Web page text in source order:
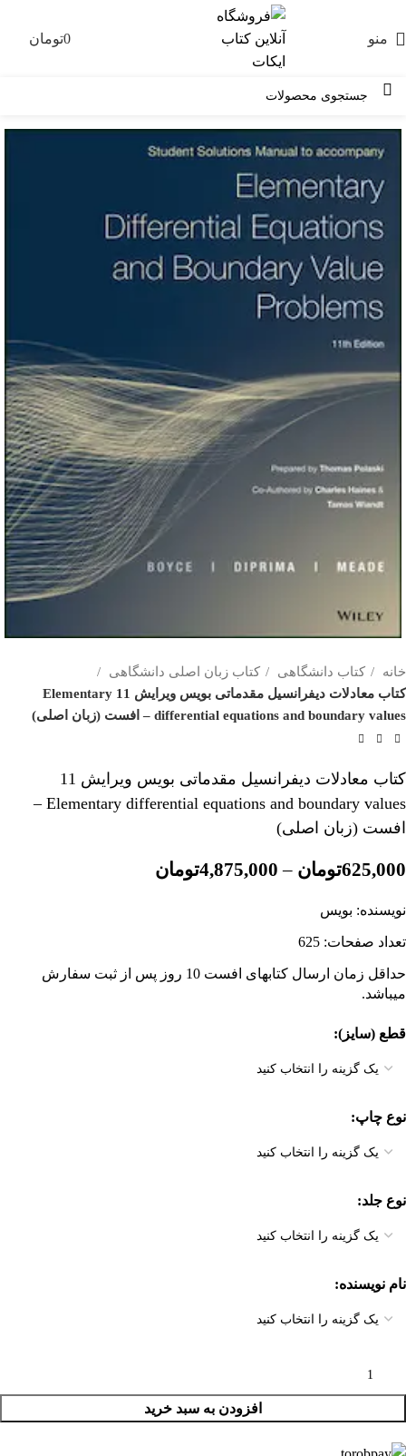
منو 0تومان
خانه کتاب دانشگاهی
کتاب زبان اصلی دانشگاهی
کتاب معادلات دیفرانسیل مقدماتی بویس ویرایش 11 Elementary
differential equations and boundary values – افست (زبان اصلی)
کتاب معادلات دیفرانسیل مقدماتی بویس ویرایش 11
Elementary differential equations and boundary values –
افست (زبان اصلی)
625,000تومان –
4,875,000تومان
نویسنده: بویس
تعداد صفحات: 625
حداقل زمان ارسال کتابهای افست 10 روز پس از ثبت سفارش
میباشد.
قطع (سایز)
نوع چاپ
نوع جلد
نام نویسنده
افزودن به سبد خرید